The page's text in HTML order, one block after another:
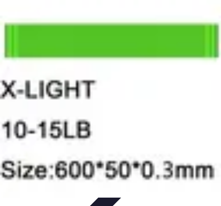
plomberieConseils PratiquesConseils